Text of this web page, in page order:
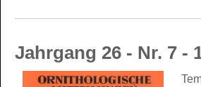
Jahrgang 26 - Nr. 7 -